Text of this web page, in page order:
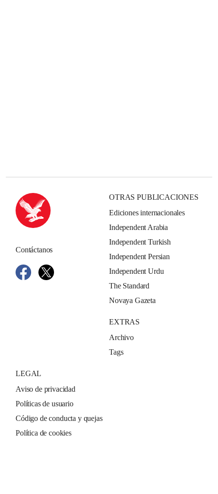
Contáctanos
OTRAS PUBLICACIONES
Ediciones internacionales
Independent Arabia
Independent Turkish
Independent Persian
Independent Urdu
The Standard
Novaya Gazeta
EXTRAS
Archivo
Tags
LEGAL
Aviso de privacidad
Políticas de usuario
Código de conducta y quejas
Política de cookies